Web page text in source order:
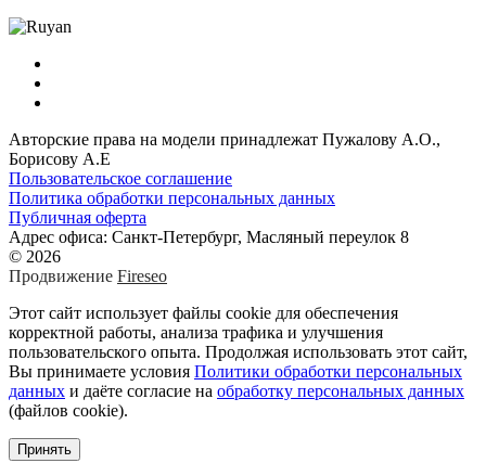
Авторские права на модели принадлежат Пужалову А.О.,
Борисову А.Е
Пользовательское соглашение
Политика обработки персональных данных
Публичная оферта
Адрес офиса: Санкт-Петербург, Масляный переулок 8
© 2026
Продвижение Fireseo
Этот сайт использует файлы cookie для обеспечения
корректной работы, анализа трафика и улучшения
пользовательского опыта. Продолжая использовать этот сайт,
Вы принимаете условия Политики обработки персональных
данных и даёте согласие на обработку персональных данных
(файлов cookie).
Принять